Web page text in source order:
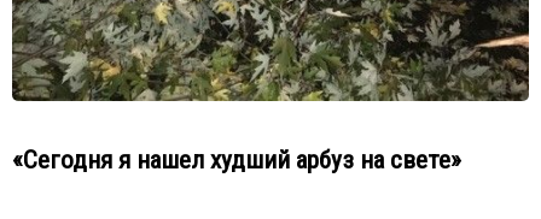
«Сегодня я нашел худший арбуз на свете»